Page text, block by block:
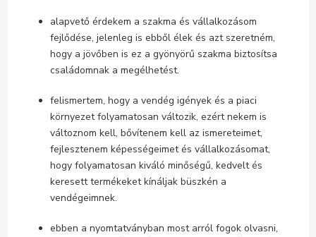
alapvető érdekem a szakma és vállalkozásom
fejlődése, jelenleg is ebből élek és azt szeretném,
hogy a jövőben is ez a gyönyörű szakma biztosítsa
családomnak a megélhetést.
felismertem, hogy a vendég igények és a piaci
környezet folyamatosan változik, ezért nekem is
változnom kell, bővítenem kell az ismereteimet,
fejlesztenem képességeimet és vállalkozásomat,
hogy folyamatosan kiváló minőségű, kedvelt és
keresett termékeket kínáljak büszkén a
vendégeimnek.
ebben a nyomtatványban most arról fogok olvasni,